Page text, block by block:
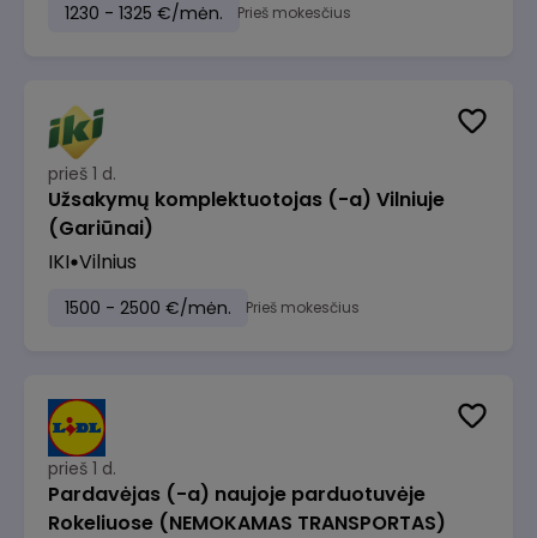
1230 - 1325 €/mėn. Prieš mokesčius
prieš 1 d.
Užsakymų komplektuotojas (-a) Vilniuje
(Gariūnai)
IKI Vilnius
1500 - 2500 €/mėn. Prieš mokesčius
prieš 1 d.
Pardavėjas (-a) naujoje parduotuvėje
Rokeliuose (NEMOKAMAS TRANSPORTAS)